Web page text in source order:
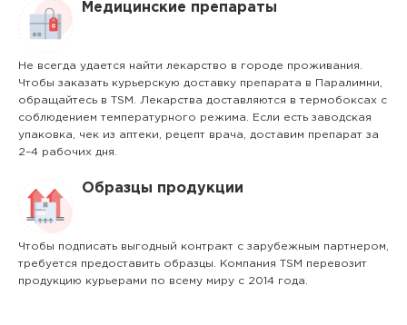
Медицинские препараты
Не всегда удается найти лекарство в городе проживания.
Чтобы заказать курьерскую доставку препарата в Паралимни,
обращайтесь в TSM. Лекарства доставляются в термобоксах с
соблюдением температурного режима. Если есть заводская
упаковка, чек из аптеки, рецепт врача, доставим препарат за
2–4 рабочих дня.
Образцы продукции
Чтобы подписать выгодный контракт с зарубежным партнером,
требуется предоставить образцы. Компания TSM перевозит
продукцию курьерами по всему миру с 2014 года.